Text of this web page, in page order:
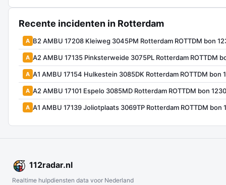
Recente incidenten in Rotterdam
A B2 AMBU 17208 Kleiweg 3045PM Rotterdam ROTTDM bon
A A2 AMBU 17135 Pinksterweide 3075PL Rotterdam ROTTDM
A A1 AMBU 17154 Hulkestein 3085DK Rotterdam ROTTDM bon
A A2 AMBU 17101 Espelo 3085MD Rotterdam ROTTDM bon
A A1 AMBU 17139 Joliotplaats 3069TP Rotterdam ROTTDM bon
112radar.nl
Realtime hulpdiensten data voor Nederland